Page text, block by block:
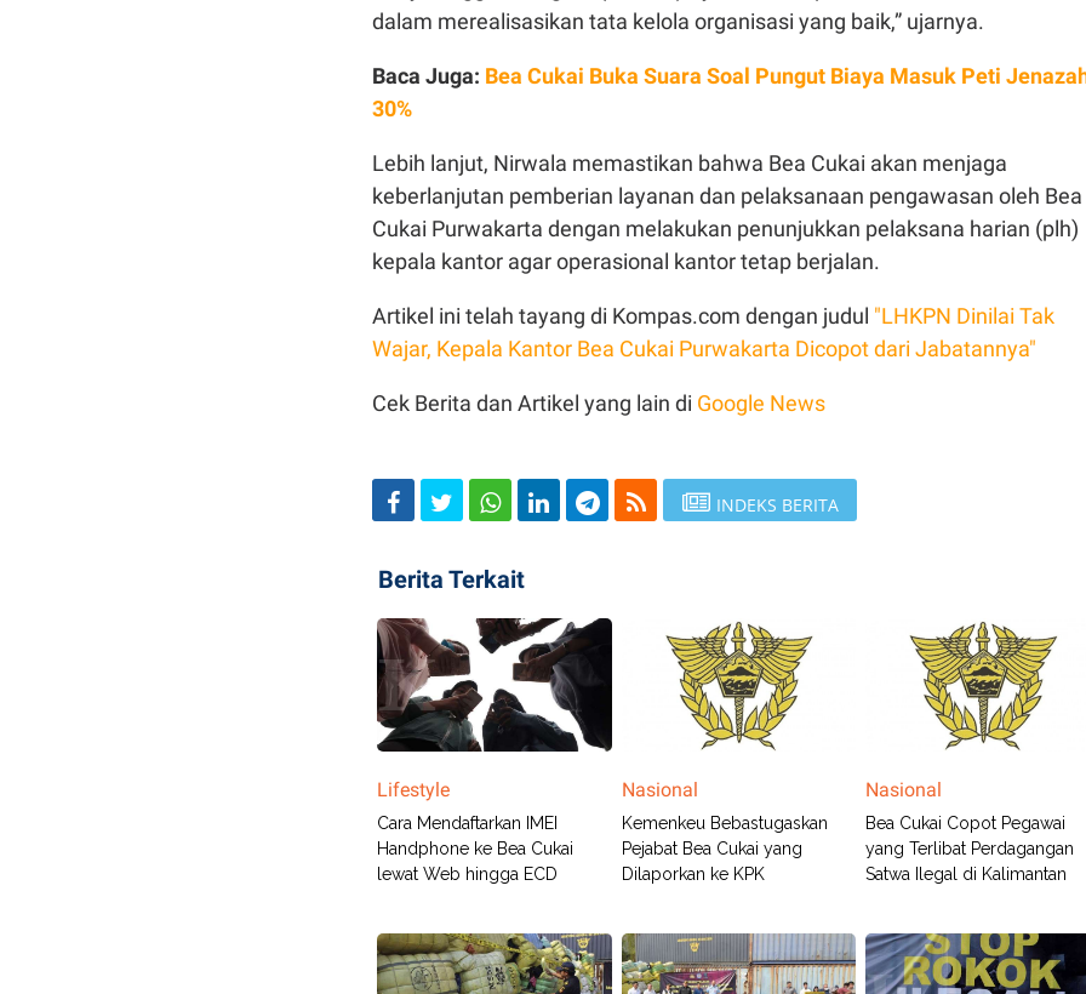
dalam merealisasikan tata kelola organisasi yang baik,” ujarnya.
Baca Juga: Bea Cukai Buka Suara Soal Pungut Biaya Masuk Peti
30%
Lebih lanjut, Nirwala memastikan bahwa Bea Cukai akan menjaga
keberlanjutan pemberian layanan dan pelaksanaan pengawasan oleh Bea
Cukai Purwakarta dengan melakukan penunjukkan pelaksana harian (plh)
kepala kantor agar operasional kantor tetap berjalan.
Artikel ini telah tayang di Kompas.com dengan judul "LHKPN Dinilai Tak
Wajar, Kepala Kantor Bea Cukai Purwakarta Dicopot dari Jabatannya"
Cek Berita dan Artikel yang lain di Google News
INDEKS BERITA
Berita Terkait
Lifestyle
Cara Mendaftarkan IMEI
Handphone ke Bea Cukai
lewat Web hingga ECD
Nasional
Kemenkeu Bebastugaskan
Pejabat Bea Cukai yang
Dilaporkan ke KPK
Nasional
Bea Cukai Copot Pegawai
yang Terlibat Perdagangan
Satwa Ilegal di Kalimantan